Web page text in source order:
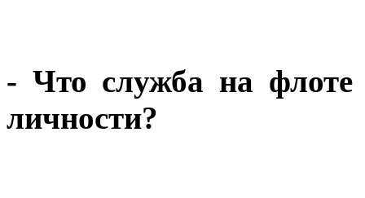
- Что служба на флоте
личности?